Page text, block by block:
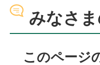
みなさ
このページ